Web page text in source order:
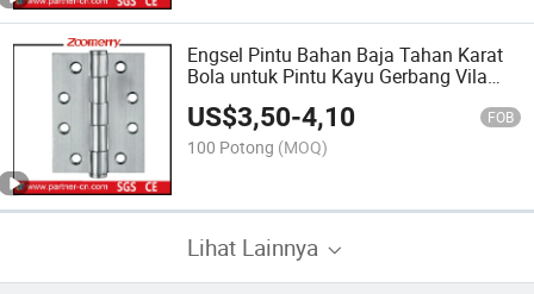
Engsel Pintu Bahan Baja Tahan Karat
Bola untuk Pintu Kayu Gerbang Vila
Pintu Kamar Tidur Jendela Kabinet
US$3,50-4,10 FOB
100 Potong (MOQ)
Lihat Lainnya